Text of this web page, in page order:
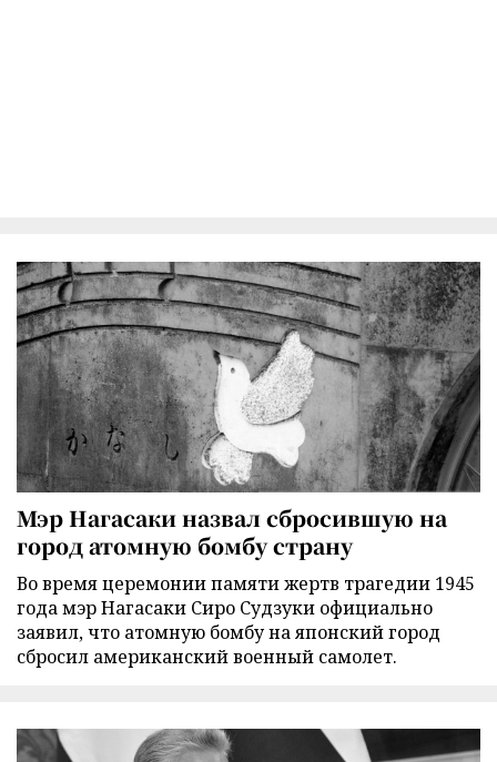
Мэр Нагасаки назвал сбросившую на
город атомную бомбу страну
Во время церемонии памяти жертв трагедии 1945
года мэр Нагасаки Сиро Судзуки официально
заявил, что атомную бомбу на японский город
сбросил американский военный самолет.